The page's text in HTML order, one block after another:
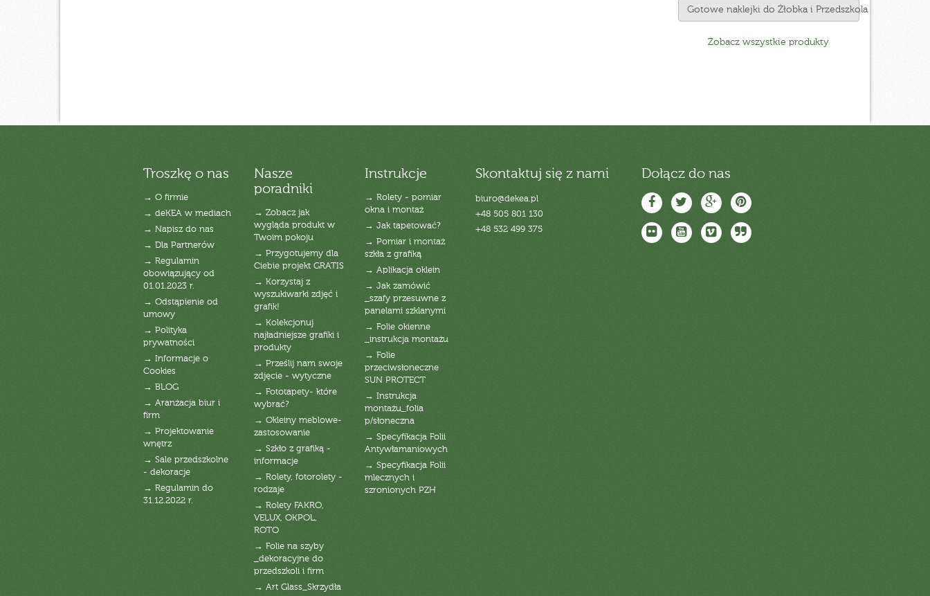
Gotowe naklejki do Żłobka i Przedszkola
Zobacz wszystkie produkty
Troszkę o nas
→ O firmie
→ deKEA w mediach
→ Napisz do nas
→ Dla Partnerów
→ Regulamin
obowiązujący od
01.01.2023 r.
→ Odstąpienie od
umowy
→ Polityka
prywatności
→ Informacje o
Cookies
→ BLOG
→ Aranżacja biur i
firm
→ Projektowanie
wnętrz
→ Sale przedszkolne
- dekoracje
→ Regulamin do
31.12.2022 r.
Nasze
poradniki
→ Zobacz jak
wygląda produkt w
Twoim pokoju
→ Przygotujemy dla
Ciebie projekt GRATIS
→ Korzystaj z
wyszukiwarki zdjęć i
grafik!
→ Kolekcjonuj
najładniejsze grafiki i
produkty
→ Prześlij nam swoje
zdjęcie - wytyczne
→ Fototapety- które
wybrać?
→ Okleiny meblowe-
zastosowanie
→ Szkło z grafiką -
informacje
→ Rolety, fotorolety -
rodzaje
→ Rolety FAKRO,
VELUX, OKPOL,
ROTO
→ Folie na szyby
_dekoracyjne do
przedszkoli i firm
→ Art Glass_Skrzydła
Instrukcje
→ Rolety - pomiar
okna i montaż
→ Jak tapetować?
→ Pomiar i montaż
szkła z grafiką
→ Aplikacja oklein
→ Jak zamówić
_szafy przesuwne z
panelami szklanymi
→ Folie okienne
_instrukcja montażu
→ Folie
przeciwsłoneczne
SUN PROTECT
→ Instrukcja
montażu_folia
p/słoneczna
→ Specyfikacja Folii
Antywłamaniowych
→ Specyfikacja Folii
mlecznych i
szronionych PZH
Skontaktuj się z nami
biuro@dekea.pl
+48 505 801 130
+48 532 499 375
Dołącz do nas